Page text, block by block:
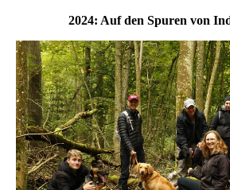
2024: Auf den Spuren von